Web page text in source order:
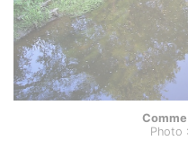
Photo